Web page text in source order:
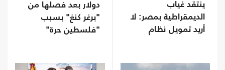
ينتقد غياب
الديمقراطية بمصر: لا
أريد تمويل نظام
دولار بعد فصلها من
"برغر كنغ" بسبب
"فلسطين حرة"